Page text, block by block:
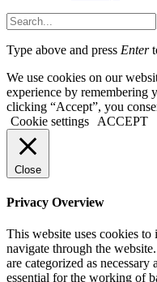
Type above and press Enter
We use cookies on our
experience by remembering
clicking “Accept”, you
Cookie settings
ACCEPT
Close
Privacy Overview
This website uses cookies
navigate through the
are categorized as
essential for the working of